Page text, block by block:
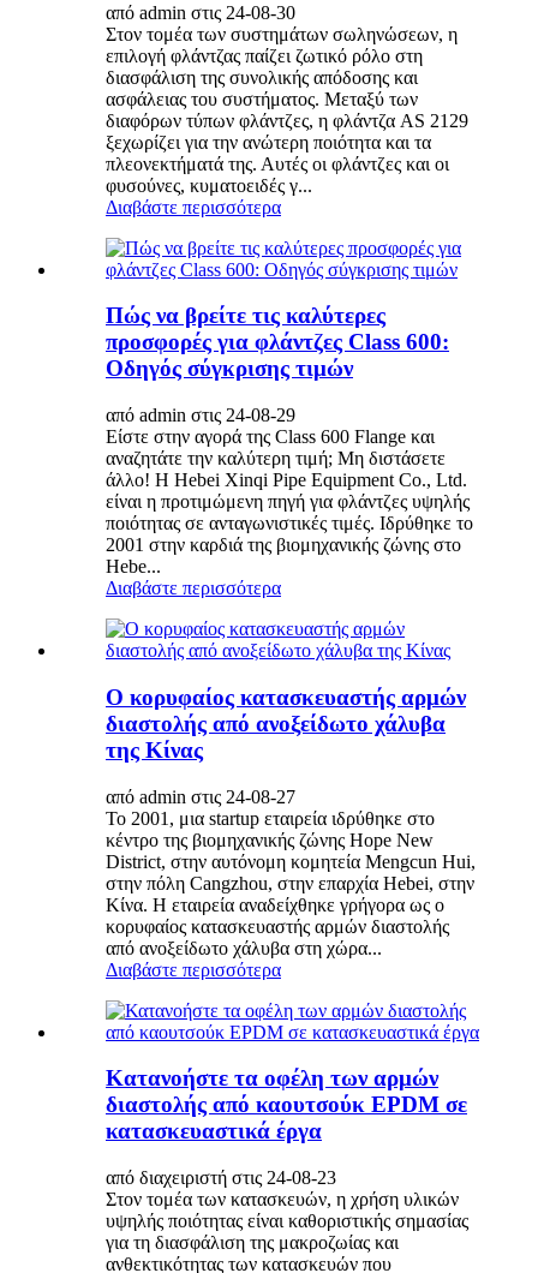
από admin στις 24-08-30
Στον τομέα των συστημάτων σωληνώσεων, η
επιλογή φλάντζας παίζει ζωτικό ρόλο στη
διασφάλιση της συνολικής απόδοσης και
ασφάλειας του συστήματος. Μεταξύ των
διαφόρων τύπων φλάντζες, η φλάντζα AS 2129
ξεχωρίζει για την ανώτερη ποιότητα και τα
πλεονεκτήματά της. Αυτές οι φλάντζες και οι
φυσούνες, κυματοειδές γ...
Διαβάστε περισσότερα
Πώς να βρείτε τις καλύτερες
προσφορές για φλάντζες Class 600:
Οδηγός σύγκρισης τιμών
από admin στις 24-08-29
Είστε στην αγορά της Class 600 Flange και
αναζητάτε την καλύτερη τιμή; Μη διστάσετε
άλλο! Η Hebei Xinqi Pipe Equipment Co., Ltd.
είναι η προτιμώμενη πηγή για φλάντζες υψηλής
ποιότητας σε ανταγωνιστικές τιμές. Ιδρύθηκε το
2001 στην καρδιά της βιομηχανικής ζώνης στο
Hebe...
Διαβάστε περισσότερα
Ο κορυφαίος κατασκευαστής αρμών
διαστολής από ανοξείδωτο χάλυβα
της Κίνας
από admin στις 24-08-27
Το 2001, μια startup εταιρεία ιδρύθηκε στο
κέντρο της βιομηχανικής ζώνης Hope New
District, στην αυτόνομη κομητεία Mengcun Hui,
στην πόλη Cangzhou, στην επαρχία Hebei, στην
Κίνα. Η εταιρεία αναδείχθηκε γρήγορα ως ο
κορυφαίος κατασκευαστής αρμών διαστολής
από ανοξείδωτο χάλυβα στη χώρα...
Διαβάστε περισσότερα
Κατανοήστε τα οφέλη των αρμών
διαστολής από καουτσούκ EPDM σε
κατασκευαστικά έργα
από διαχειριστή στις 24-08-23
Στον τομέα των κατασκευών, η χρήση υλικών
υψηλής ποιότητας είναι καθοριστικής σημασίας
για τη διασφάλιση της μακροζωίας και
ανθεκτικότητας των κατασκευών που